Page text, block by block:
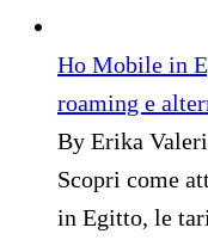
Ho Mobile in
roaming e
By Erika
Scopri come
in Egitto, le